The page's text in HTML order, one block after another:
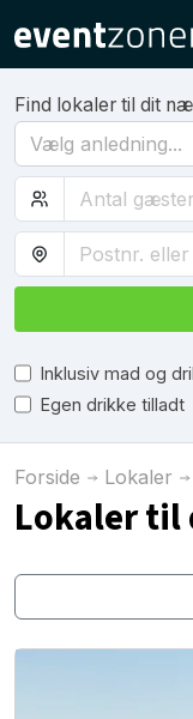
Find lokaler til dit
Vælg anledning...
Inklusiv mad og
Egen drikke tilladt
Forside Lokaler
Lokaler til